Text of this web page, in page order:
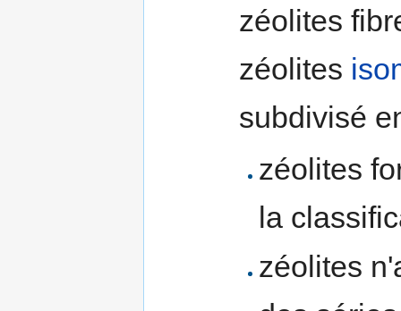
zéolites
zéolites
subdivisé
zéolites
la
zéolites